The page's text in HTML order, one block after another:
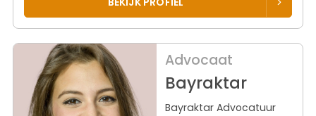
Advocaat
Bayraktar
Bayraktar Advocatuur